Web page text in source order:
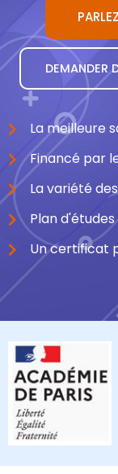
DEMANDER
La meilleure
Financé par
La variété
Plan
Un certificat